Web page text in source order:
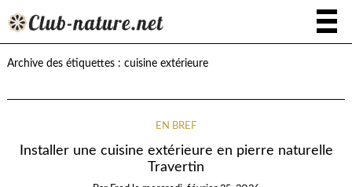
Archive des étiquettes : cuisine extérieure
EN BREF
Installer une cuisine extérieure en pierre naturelle
Travertin